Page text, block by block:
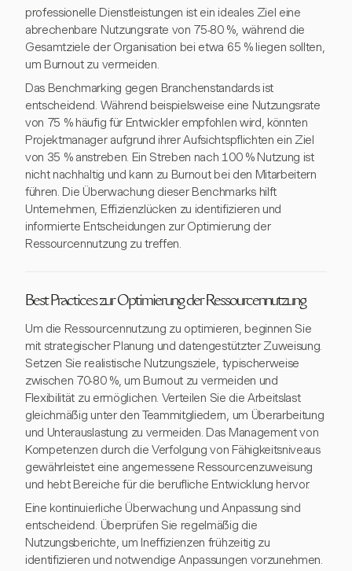
professionelle Dienstleistungen ist ein ideales Ziel eine
abrechenbare Nutzungsrate von 75-80 %, während die
Gesamtziele der Organisation bei etwa 65 % liegen sollten,
um Burnout zu vermeiden.
Das Benchmarking gegen Branchenstandards ist
entscheidend. Während beispielsweise eine Nutzungsrate
von 75 % häufig für Entwickler empfohlen wird, könnten
Projektmanager aufgrund ihrer Aufsichtspflichten ein Ziel
von 35 % anstreben. Ein Streben nach 100 % Nutzung ist
nicht nachhaltig und kann zu Burnout bei den Mitarbeitern
führen. Die Überwachung dieser Benchmarks hilft
Unternehmen, Effizienzlücken zu identifizieren und
informierte Entscheidungen zur Optimierung der
Ressourcennutzung zu treffen.
Best Practices zur Optimierung der Ressourcennutzung
Um die Ressourcennutzung zu optimieren, beginnen Sie
mit strategischer Planung und datengestützter Zuweisung.
Setzen Sie realistische Nutzungsziele, typischerweise
zwischen 70-80 %, um Burnout zu vermeiden und
Flexibilität zu ermöglichen. Verteilen Sie die Arbeitslast
gleichmäßig unter den Teammitgliedern, um Überarbeitung
und Unterauslastung zu vermeiden. Das Management von
Kompetenzen durch die Verfolgung von Fähigkeitsniveaus
gewährleistet eine angemessene Ressourcenzuweisung
und hebt Bereiche für die berufliche Entwicklung hervor.
Eine kontinuierliche Überwachung und Anpassung sind
entscheidend. Überprüfen Sie regelmäßig die
Nutzungsberichte, um Ineffizienzen frühzeitig zu
identifizieren und notwendige Anpassungen vorzunehmen.